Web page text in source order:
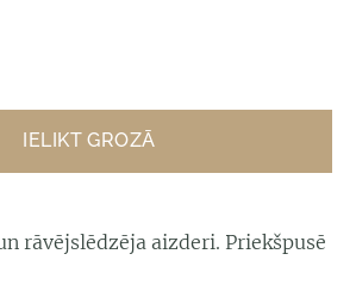
IELIKT GROZĀ
rāvējslēdzēja aizderi. Priekšpusē